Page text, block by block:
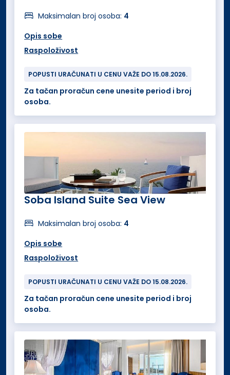
Maksimalan broj osoba: 4
Opis sobe
Raspoloživost
POPUSTI URAČUNATI U CENU VAŽE DO 15.08.2026.
Za tačan proračun cene unesite period i broj
osoba.
Soba Island Suite Sea View
Maksimalan broj osoba: 4
Opis sobe
Raspoloživost
POPUSTI URAČUNATI U CENU VAŽE DO 15.08.2026.
Za tačan proračun cene unesite period i broj
osoba.